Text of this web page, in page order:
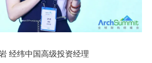
经纬中国高级投资经理